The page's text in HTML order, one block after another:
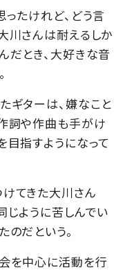
たけれど、どう言
川さんは耐えるしか
だとき、大好きな音
ギターは、嫌なこと
詞や作曲も手がけ
目指すようになって
てきた大川さん
じように苦しんでい
だという。
を中心に活動を行